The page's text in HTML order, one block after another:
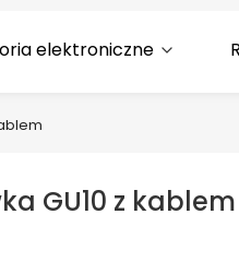
elektroniczne
GU10 z kablem